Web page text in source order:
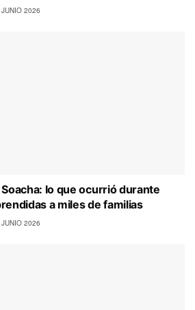
2026
lo que ocurrió durante
a miles de familias
2026